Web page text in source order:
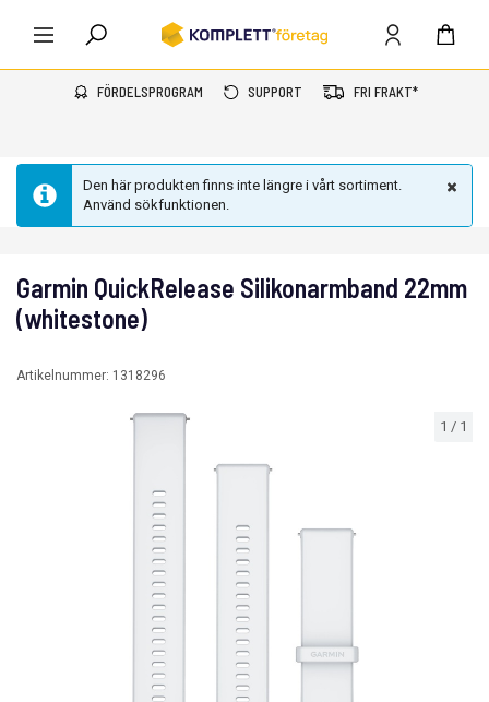
FÖRDELSPROGRAM SUPPORT FRI FRAKT*
Den här produkten finns inte längre i vårt sortiment.
Använd sökfunktionen.
1 / 1
Garmin QuickRelease Silikonarmband 22mm
(whitestone)
Artikelnummer: 1318296